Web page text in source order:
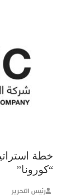
خطة
“كورونا”
رئيس التحرير